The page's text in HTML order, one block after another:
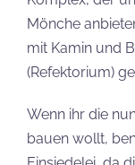
Mönche
mit Kamin und
(Refektorium)
Wenn ihr die
bauen wollt,